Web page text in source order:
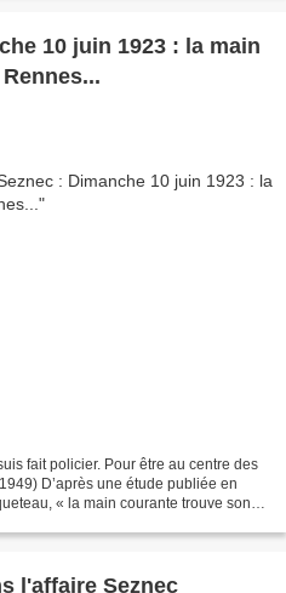
10 juin 1923 : la main
fait policier. Pour être au centre des
D’après une étude publiée en
« la main courante trouve son
l'affaire Seznec